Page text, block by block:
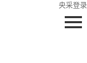
央采登录